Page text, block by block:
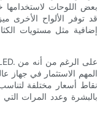
بعض اللوحات لاستخدامها
إضافية مثل مستويات
المهم الاستثمار في جهاز
نقاط أسعار مختلفة
بالبشرة وعدد المرات